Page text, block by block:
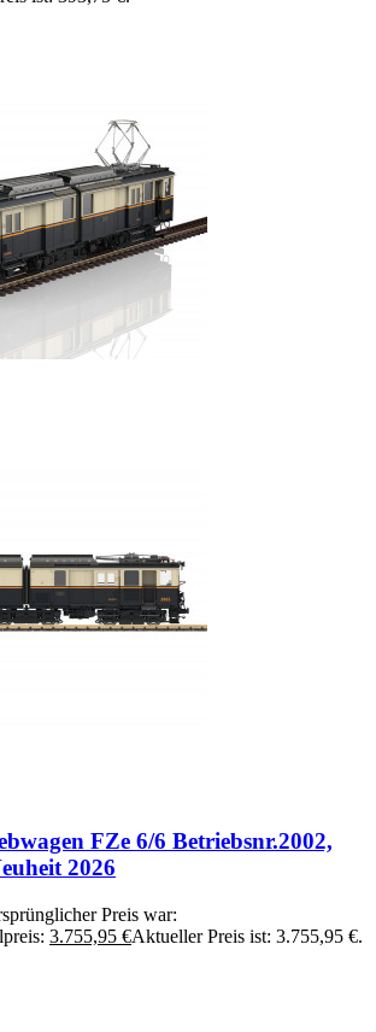
FZe 6/6 Betriebsnr.2002,
2026
Preis war:
3.755,95 €Aktueller Preis ist: 3.755,95 €.